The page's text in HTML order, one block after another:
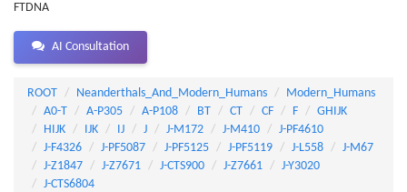
FTDNA
AI Consultation
ROOT Neanderthals_And_Modern_Humans
Modern_Humans
A0-T
A-P305 A-P108 BT CT CF F
GHIJK
HIJK
IJK IJ J J-M172 J-M410
J-PF4610
J-F4326
J-PF5087 J-PF5125 J-PF5119 J-L558
J-M67
J-Z1847
J-Z7671 J-CTS900 J-Z7661
J-Y3020
J-CTS6804